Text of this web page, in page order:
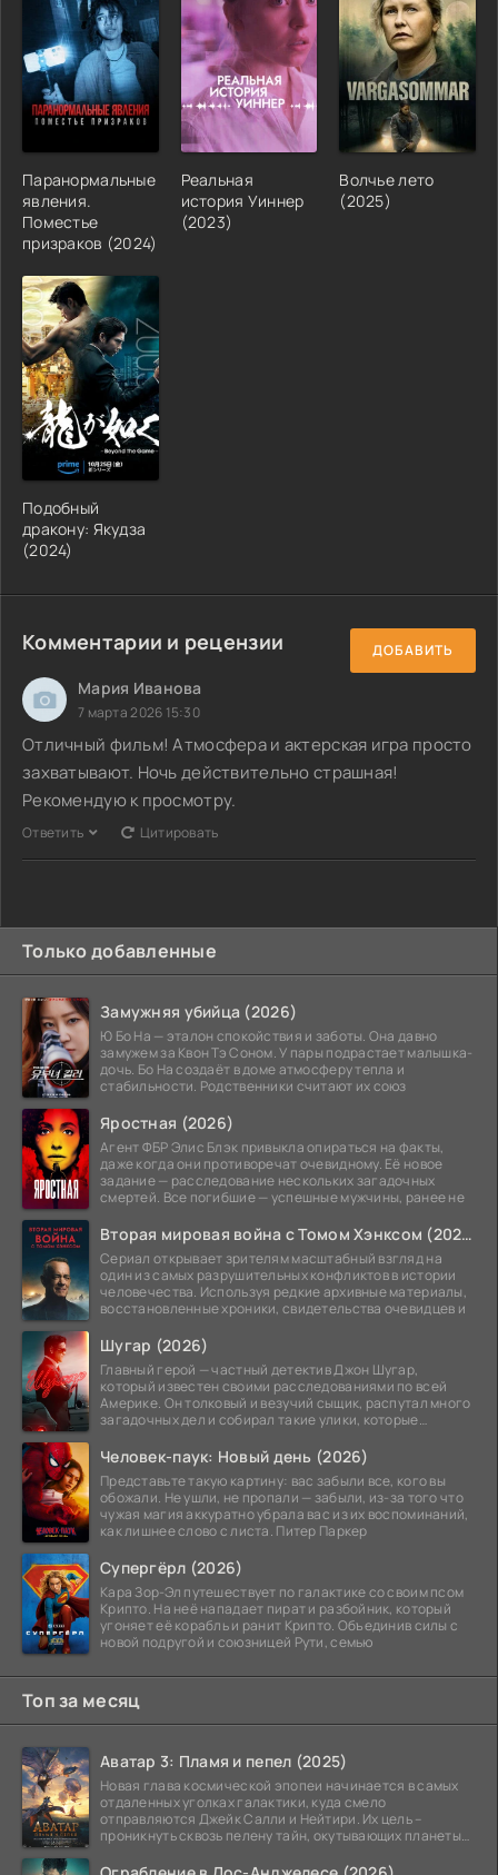
Паранормальные
явления.
Поместье
призраков (2024)
Реальная
история Уиннер
(2023)
Волчье лето
(2025)
Подобный
дракону: Якудза
(2024)
Комментарии и рецензии ДОБАВИТЬ
Мария Иванова
7 марта 2026 15:30
Отличный фильм! Атмосфера и актерская игра просто
захватывают. Ночь действительно страшная!
Рекомендую к просмотру.
Ответить Цитировать
Только добавленные
Замужняя убийца (2026)
Ю Бо На — эталон спокойствия и заботы. Она давно
замужем за Квон Тэ Соном. У пары подрастает малышка-
дочь. Бо На создаёт в доме атмосферу тепла и
стабильности. Родственники считают их союз
Яростная (2026)
Агент ФБР Элис Блэк привыкла опираться на факты,
даже когда они противоречат очевидному. Её новое
задание — расследование нескольких загадочных
смертей. Все погибшие — успешные мужчины, ранее не
Вторая мировая война с Томом Хэнксом (2026)
Сериал открывает зрителям масштабный взгляд на
один из самых разрушительных конфликтов в истории
человечества. Используя редкие архивные материалы,
восстановленные хроники, свидетельства очевидцев и
Шугар (2026)
Главный герой — частный детектив Джон Шугар,
который известен своими расследованиями по всей
Америке. Он толковый и везучий сыщик, распутал много
загадочных дел и собирал такие улики, которые
Человек-паук: Новый день (2026)
Представьте такую картину: вас забыли все, кого вы
обожали. Не ушли, не пропали — забыли, из-за того что
чужая магия аккуратно убрала вас из их воспоминаний,
как лишнее слово с листа. Питер Паркер
Супергёрл (2026)
Кара Зор-Эл путешествует по галактике со своим псом
Крипто. На неё нападает пират и разбойник, который
угоняет её корабль и ранит Крипто. Объединив силы с
новой подругой и союзницей Рути, семью
Топ за месяц
Аватар 3: Пламя и пепел (2025)
Новая глава космической эпопеи начинается в самых
отдаленных уголках галактики, куда смело
отправляются Джейк Салли и Нейтири. Их цель –
проникнуть сквозь пелену тайн, окутывающих планеты